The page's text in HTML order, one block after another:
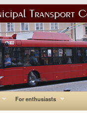
For enthusiasts